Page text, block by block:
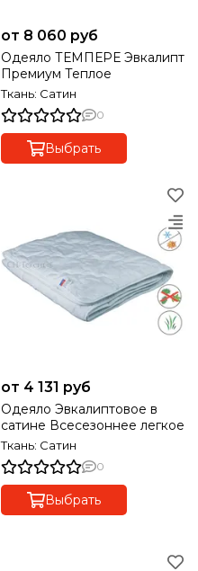
от 8 060 руб
Одеяло ТЕМПЕРЕ Эвкалипт
Премиум Теплое
Ткань: Сатин
0
Выбрать
от 4 131 руб
Одеяло Эвкалиптовое в
сатине Всесезоннее легкое
Ткань: Сатин
0
Выбрать